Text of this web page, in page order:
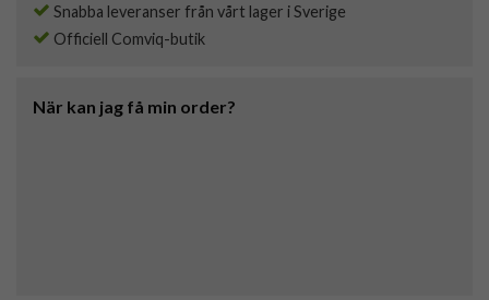
Snabba leveranser från vårt lager i Sverige
Officiell Comviq-butik
När kan jag få min order?